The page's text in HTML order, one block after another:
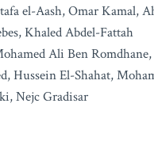
el-Aash, Omar Kamal,
Khaled Abdel-Fattah
Ali Ben
Hussein El-Shahat,
Nejc Gradisar